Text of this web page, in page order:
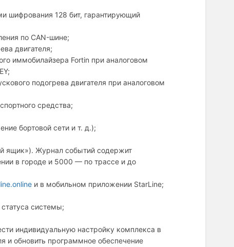
шифрования 128 бит, гарантирующий
по CAN-шине;
двигателя;
иммобилайзера Fortin при аналоговом
подогрева двигателя при аналоговом
средства;
бортовой сети и т. д.);
ящик»). Журнал событий содержит
в городе и 5000 — по трассе и до
и в мобильном приложении StarLine;
системы;
индивидуальную настройку комплекса в
и обновить программное обеспечение